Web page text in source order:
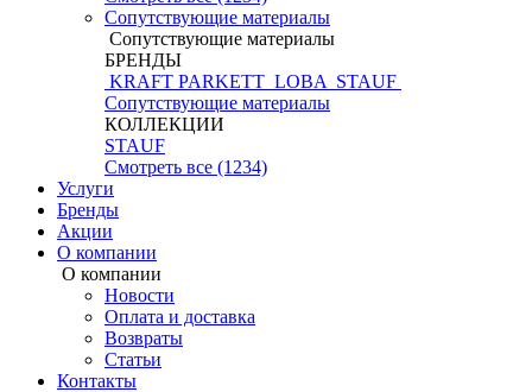
Сопутствующие материалы
Сопутствующие материалы
БРЕНДЫ
KRAFT PARKETT LOBA STAUF
Сопутствующие материалы
КОЛЛЕКЦИИ
STAUF
Смотреть все (1234)
Услуги
Бренды
Акции
О компании
О компании
Новости
Оплата и доставка
Возвраты
Статьи
Контакты